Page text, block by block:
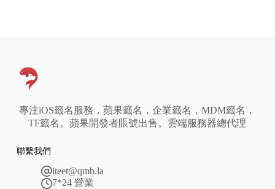
專注iOS籤名服務，蘋果籤名，企業籤名，MDM籤名，
TF籤名。蘋果開發者賬號出售。雲端服務器總代理
聯繫我們
iteet@qmb.la
7*24 營業